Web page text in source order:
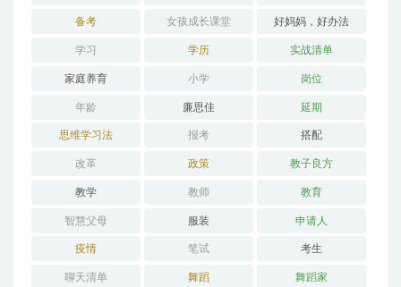
备考 女孩成长课堂 好妈妈，好办法
学习 学历 实战清单
家庭养育 小学 岗位
年龄 廉思佳 延期
思维学习法 报考 搭配
改革 政策 教子良方
教学 教师 教育
智慧父母 服装 申请人
疫情 笔试 考生
聊天清单 舞蹈 舞蹈家